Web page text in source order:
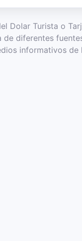
Dolar Turista o
de diferentes
informativos de